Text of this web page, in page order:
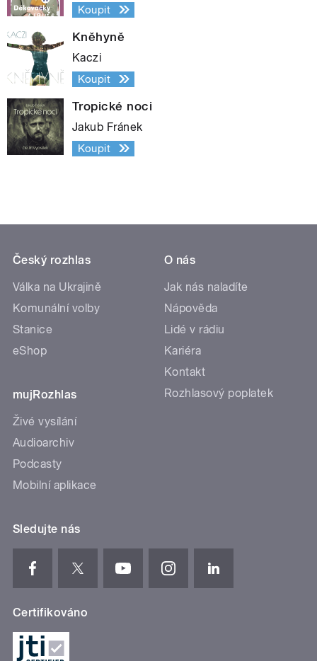
Koupit
Kněhyně
Kaczi
Koupit
Tropické noci
Jakub Fránek
Koupit
Český rozhlas
Válka na Ukrajině
Komunální volby
Stanice
eShop
mujRozhlas
Živé vysílání
Audioarchiv
Podcasty
Mobilní aplikace
O nás
Jak nás naladíte
Nápověda
Lidé v rádiu
Kariéra
Kontakt
Rozhlasový poplatek
Sledujte nás
Certifikováno